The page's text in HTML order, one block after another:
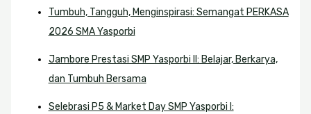
Tumbuh, Tangguh, Menginspirasi: Semangat PERKASA
2026 SMA Yasporbi
Jambore Prestasi SMP Yasporbi II: Belajar, Berkarya,
dan Tumbuh Bersama
Selebrasi P5 & Market Day SMP Yasporbi I: